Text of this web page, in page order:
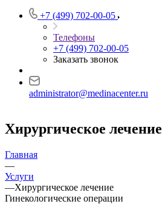
+7 (499) 702-00-05
Телефоны
+7 (499) 702-00-05
Заказать звонок
administrator@medinacenter.ru
Хирургическое лечение
Главная
—
Услуги
—Хирургическое лечение
Гинекологические операции